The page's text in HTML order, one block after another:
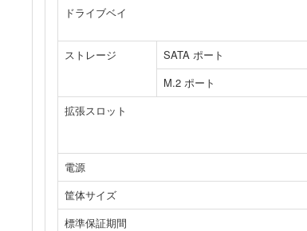
ドライブベイ
ストレージ
SATA ポート
M.2 ポート
拡張スロット
電源
筐体サイズ
標準保証期間